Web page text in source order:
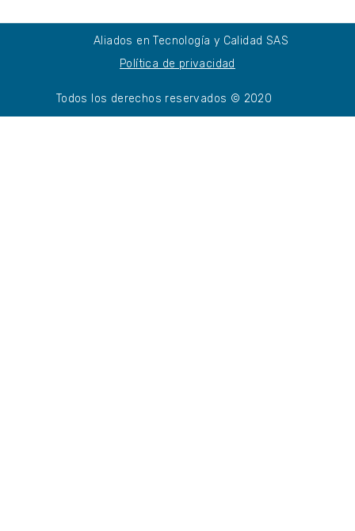
Aliados en Tecnología y Calidad SAS
Política de privacidad
Todos los derechos reservados © 2020